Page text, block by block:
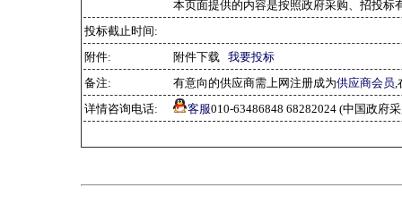
本页面提供的内容是按照政府采购、招投标
投标截止时间:
附件:
附件下载 我要投标
备注:
有意向的供应商需上网注册成为供应商会员,
详情咨询电话:
客服010-63486848 68282024 (中国政府